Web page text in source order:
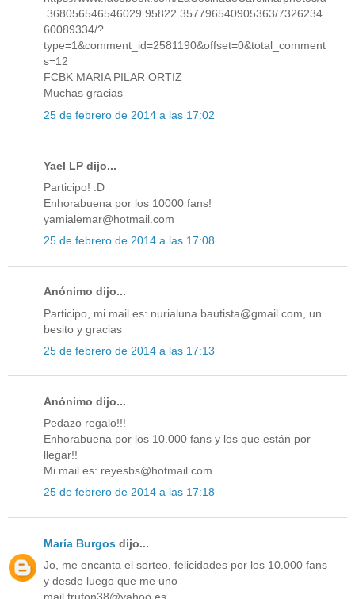
.368056546546029.95822.357796540905363/7326234
60089334/?
type=1&comment_id=2581190&offset=0&total_comment
s=12
FCBK MARIA PILAR ORTIZ
Muchas gracias
25 de febrero de 2014 a las 17:02
Yael LP dijo...
Participo! :D
Enhorabuena por los 10000 fans!
yamialemar@hotmail.com
25 de febrero de 2014 a las 17:08
Anónimo dijo...
Participo, mi mail es: nurialuna.bautista@gmail.com, un
besito y gracias
25 de febrero de 2014 a las 17:13
Anónimo dijo...
Pedazo regalo!!!
Enhorabuena por los 10.000 fans y los que están por
llegar!!
Mi mail es: reyesbs@hotmail.com
25 de febrero de 2014 a las 17:18
María Burgos dijo...
Jo, me encanta el sorteo, felicidades por los 10.000 fans
y desde luego que me uno
mail trufon38@yahoo.es